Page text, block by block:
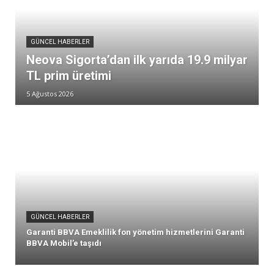
GÜNCEL HABERLER
Neova Sigorta’dan ilk yarıda 19.9 milyar
TL prim üretimi
5 Ağustos 2026
GÜNCEL HABERLER
Garanti BBVA Emeklilik fon yönetim hizmetlerini Garanti
BBVA Mobil’e taşıdı